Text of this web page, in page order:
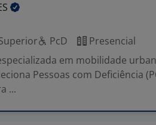
PcD
Presencial
em mobilidade
Pessoas com Deficiência
...